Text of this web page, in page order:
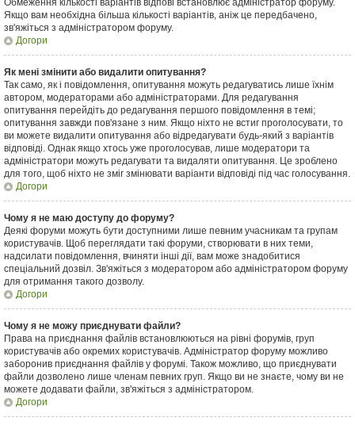
Обмеження кількості варіантів відпові встановлює адміністратор форуму.
Якщо вам необхідна більша кількості варіантів, аніж це передбачено,
зв'яжіться з адміністратором форуму.
Догори
Як мені змінити або видалити опитування?
Так само, як і повідомлення, опитування можуть редагуватись лише їхнім
автором, модераторами або адміністраторами. Для редагування
опитування перейдіть до редагування першого повідомлення в темі;
опитування завжди пов'язане з ним. Якщо ніхто не встиг проголосувати, то
ви можете видалити опитування або відредагувати будь-який з варіантів
відповіді. Однак якщо хтось уже проголосував, лише модератори та
адміністратори можуть редагувати та видаляти опитування. Це зроблено
для того, щоб ніхто не зміг змінювати варіанти відповіді під час голосування.
Догори
Чому я не маю доступу до форуму?
Деякі форуми можуть бути доступними лише певним учасникам та групам
користувачів. Щоб переглядати такі форуми, створювати в них теми,
надсилати повідомлення, вчиняти інші дії, вам може знадобитися
спеціальний дозвіл. Зв'яжіться з модератором або адміністратором форуму
для отримання такого дозволу.
Догори
Чому я не можу приєднувати файли?
Права на приєднання файлів встановлюються на рівні форумів, груп
користувачів або окремих користувачів. Адміністратор форуму можливо
заборонив приєднання файлів у форумі. Також можливо, що приєднувати
файли дозволено лише членам певних груп. Якщо ви не знаєте, чому ви не
можете додавати файли, зв'яжіться з адміністратором.
Догори